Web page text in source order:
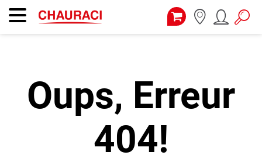
Oups, Erreur
404!